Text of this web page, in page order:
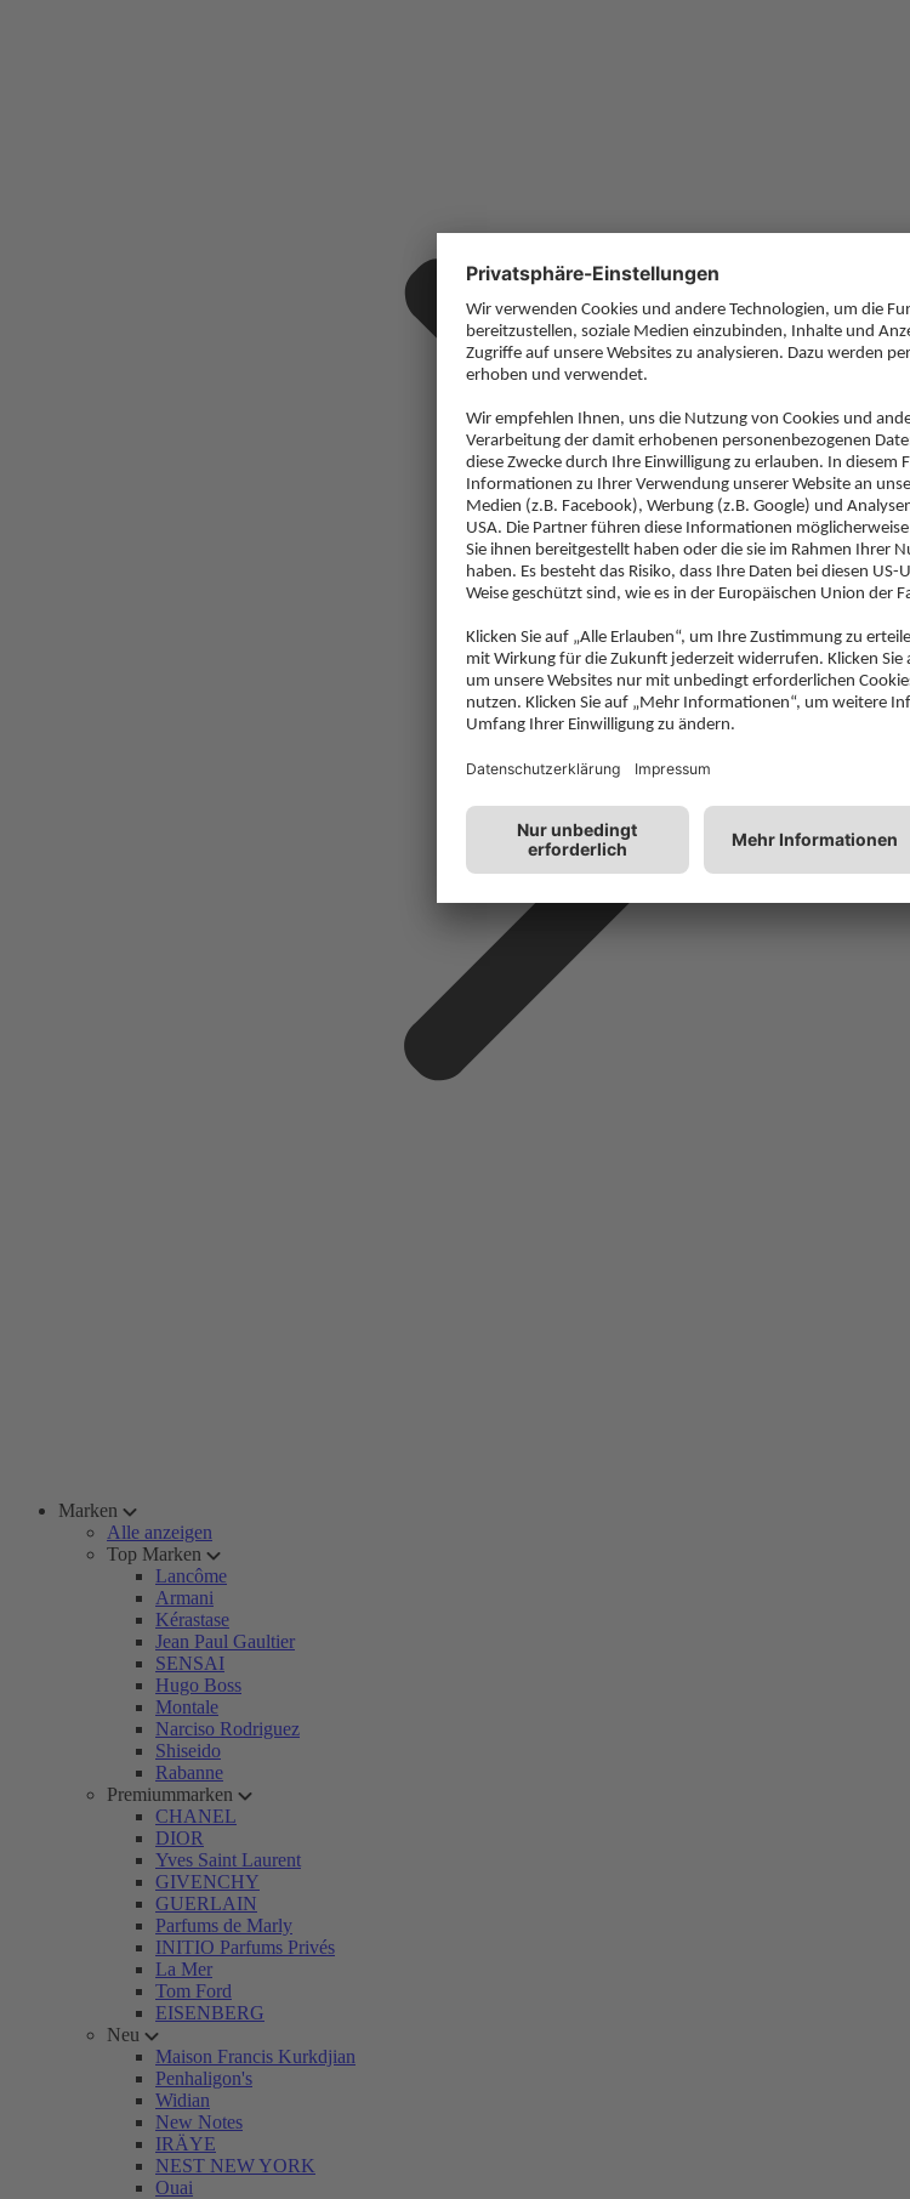
Marken
Alle anzeigen
Top Marken
Lancôme
Armani
Kérastase
Jean Paul Gaultier
SENSAI
Hugo Boss
Montale
Narciso Rodriguez
Shiseido
Rabanne
Premiummarken
CHANEL
DIOR
Yves Saint Laurent
GIVENCHY
GUERLAIN
Parfums de Marly
INITIO Parfums Privés
La Mer
Tom Ford
EISENBERG
Neu
Maison Francis Kurkdjian
Penhaligon's
Widian
New Notes
IRÄYE
NEST NEW YORK
Ouai